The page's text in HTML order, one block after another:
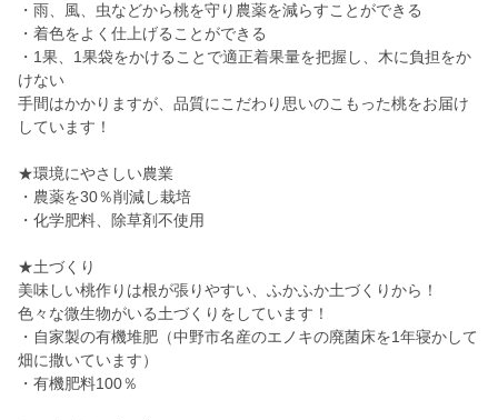
・雨、風、虫などから桃を守り農薬を減らすことができる
・着色をよく仕上げることができる
・1果、1果袋をかけることで適正着果量を把握し、木に負担をか
けない
手間はかかりますが、品質にこだわり思いのこもった桃をお届け
しています！
★環境にやさしい農業
・農薬を30％削減し栽培
・化学肥料、除草剤不使用
★土づくり
美味しい桃作りは根が張りやすい、ふかふか土づくりから！
色々な微生物がいる土づくりをしています！
・自家製の有機堆肥（中野市名産のエノキの廃菌床を1年寝かして
畑に撒いています）
・有機肥料100％